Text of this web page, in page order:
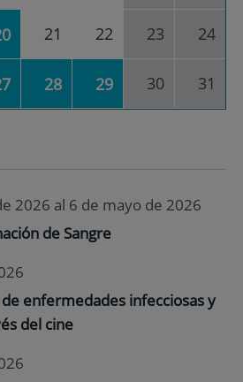
21 22 23 24
28 29 30 31
2026 al 6 de mayo de 2026
de Sangre
de enfermedades infecciosas y
del cine